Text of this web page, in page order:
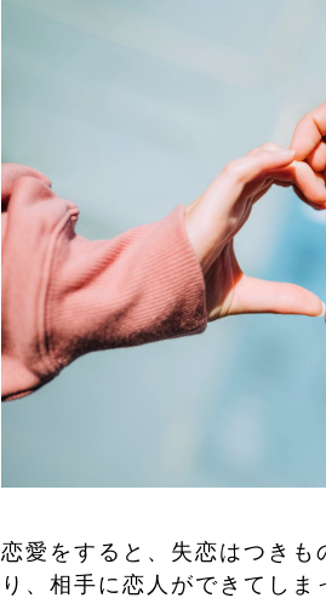
恋愛をすると、失恋はつきも
り、相手に恋人ができてし